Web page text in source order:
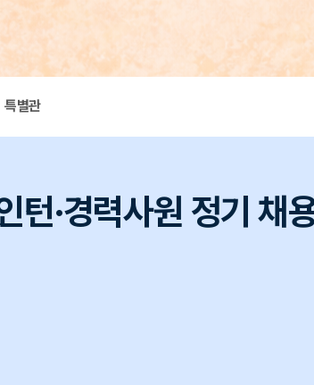
특별관
·경력사원 정기 채